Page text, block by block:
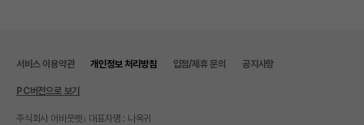
서비스 이용약관 개인정보 처리방침 입점/제휴 문의 공지사항
PC버전으로 보기
주식회사 어바웃펫
대표자명 : 나옥귀